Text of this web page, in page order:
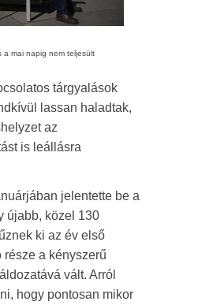
a mai napig nem teljesült
tárgyalások
lassan haladtak,
az
is leállásra
jelentette be a
újabb, közel 130
ki az év első
része a kényszerű
vált. Arról
hogy pontosan mikor